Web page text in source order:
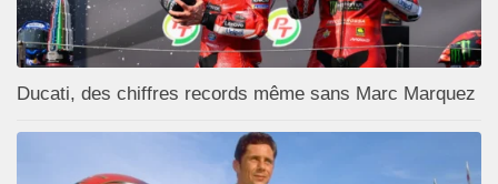
Ducati, des chiffres records même sans Marc Marquez